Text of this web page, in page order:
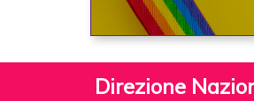
Direzione